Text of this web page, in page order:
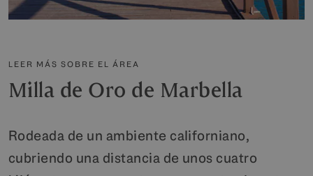
LEER MÁS SOBRE EL ÁREA
Milla de Oro de Marbella
Rodeada de un ambiente californiano,
cubriendo una distancia de unos cuatro